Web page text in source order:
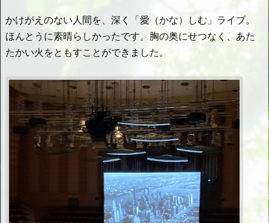
かけがえのない人間を、深く「愛（かな）しむ」ライブ。
ほんとうに素晴らしかったです。胸の奥にせつなく、あた
たかい火をともすことができました。